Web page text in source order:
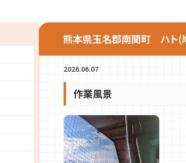
熊本県玉名郡南関町 ハト
2026.06.07
作業風景